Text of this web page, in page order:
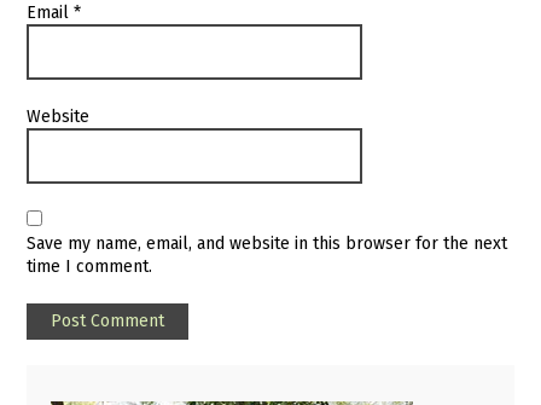
Email*
Website
Save my name, email, and website in this browser for the next
time I comment.